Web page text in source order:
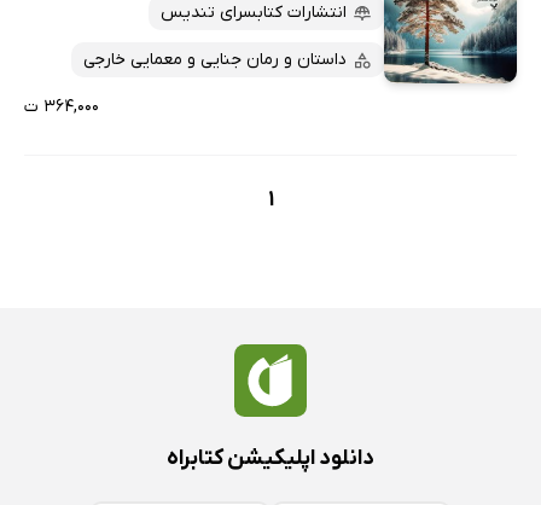
انتشارات کتابسرای تندیس
داستان و رمان جنایی و معمایی خارجی
۳۶۴,۰۰۰ ت
1
دانلود اپلیکیشن کتابراه